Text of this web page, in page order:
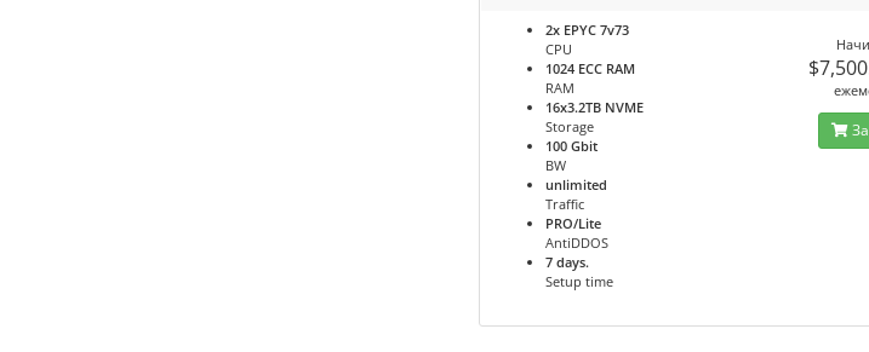
2x EPYC 7v73
CPU
1024 ECC RAM
RAM
16x3.2TB NVME
Storage
100 Gbit
BW
unlimited
Traffic
PRO/Lite
AntiDDOS
7 days.
Setup time